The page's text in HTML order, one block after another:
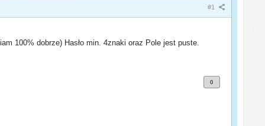
#1
100% dobrze) Hasło min. 4znaki oraz Pole jest puste.
0